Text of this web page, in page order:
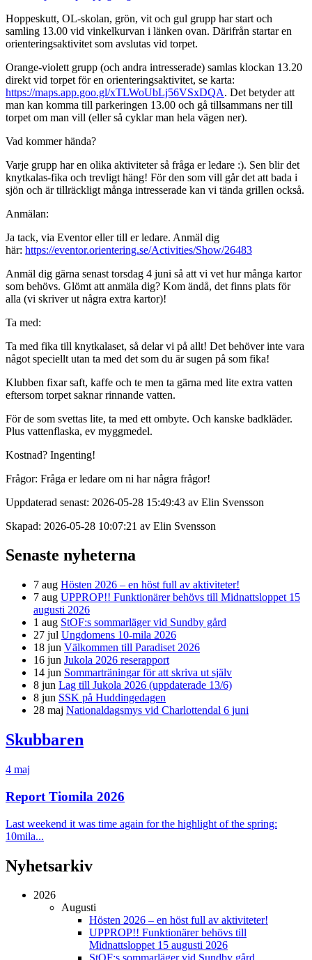
Hoppeskutt, OL-skolan, grön, vit och gul grupp har start och
samling 13.00 vid vinkelkurvan i länken ovan. Därifrån startar en
orienteringsaktivitet som avslutas vid torpet.
Orange-violett grupp (och andra intresserade) samlas klockan 13.20
direkt vid torpet för en orienteringsaktivitet, se karta:
https://maps.app.goo.gl/xTLWoUbLj56VSxDQA. Det betyder att
man kan komma till parkeringen 13.00 och gå tillsammans ner till
torpet om man vill (eller så cyklar man hela vägen ner).
Vad kommer hända?
Varje grupp har en olika aktiviteter så fråga er ledare :). Sen blir det
knytkalas-fika och trevligt häng! För den som vill går det att bada i
sjön och är tillräckligt många intresserade kan vi tända grillen också.
Anmälan:
Ja tack, via Eventor eller till er ledare. Anmäl dig
här: https://eventor.orientering.se/Activities/Show/26483
Anmäl dig gärna senast torsdag 4 juni så att vi vet hur många kartor
som behövs. Glömt att anmäla dig? Kom ändå, det finns plats för
alla (vi skriver ut några extra kartor)!
Ta med:
Ta med fika till knytkalaset, så delar vi på allt! Det behöver inte vara
något speciellt utan ta med det som du är sugen på som fika!
Klubben fixar saft, kaffe och te men ta gärna med lite extra vatten
eftersom torpet saknar rinnande vatten.
För de som svettas lite, ta med ett ombyte. Och kanske badkläder.
Plus vattenflaska, ev myggmedel.
Kostnad? Ingenting!
Frågor: Fråga er ledare om ni har några frågor!
Uppdaterad senast: 2026-05-28 15:49:43 av Elin Svensson
Skapad: 2026-05-28 10:07:21 av Elin Svensson
Senaste nyheterna
7 aug Hösten 2026 – en höst full av aktiviteter!
7 aug UPPROP!! Funktionärer behövs till Midnattsloppet 15
augusti 2026
1 aug StOF:s sommarläger vid Sundby gård
27 jul Ungdomens 10-mila 2026
18 jun Välkommen till Paradiset 2026
16 jun Jukola 2026 reserapport
14 jun Sommarträningar för att skriva ut själv
8 jun Lag till Jukola 2026 (uppdaterade 13/6)
8 jun SSK på Huddingedagen
28 maj Nationaldagsmys vid Charlottendal 6 juni
Skubbaren
4 maj
Report Tiomila 2026
Last weekend it was time again for the highlight of the spring:
10mila...
Nyhetsarkiv
2026
Augusti
Hösten 2026 – en höst full av aktiviteter!
UPPROP!! Funktionärer behövs till
Midnattsloppet 15 augusti 2026